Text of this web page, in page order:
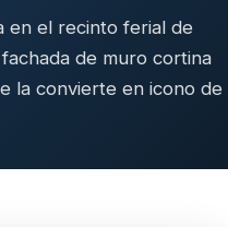
en el recinto ferial de
de muro cortina
la convierte en icono de